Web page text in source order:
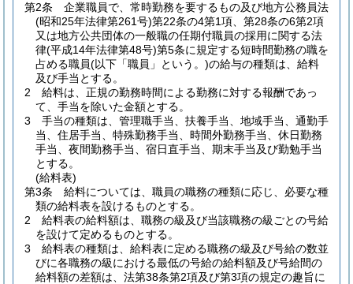
第2条
企業職員で、常時勤務を要するもの及び地方公務員法
(昭和25年法律第261号)第22条の4第1項、第28条の6第2項
又は地方公共団体の一般職の任期付職員の採用に関する法
律(平成14年法律第48号)第5条に規定する短時間勤務の職を
占める職員(以下「職員」という。)の給与の種類は、給料
及び手当とする。
2
給料は、正規の勤務時間による勤務に対する報酬であっ
て、手当を除いた金額とする。
3
手当の種類は、管理職手当、扶養手当、地域手当、通勤手
当、住居手当、特殊勤務手当、時間外勤務手当、休日勤務
手当、夜間勤務手当、宿日直手当、期末手当及び勤勉手当
とする。
(給料表)
第3条
給料については、職員の職務の種類に応じ、必要な種
類の給料表を設けるものとする。
2
給料表の給料額は、職務の級及び当該職務の級ごとの号給
を設けて定めるものとする。
3
給料表の種類は、給料表に定める職務の級及び号給の数並
びに各職務の級における最低の号給の給料額及び号給間の
給料額の差額は、法第38条第2項及び第3項の規定の趣旨に